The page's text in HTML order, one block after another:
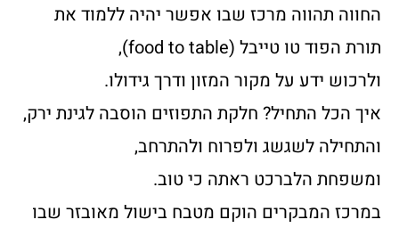
החווה תהווה מרכז שבו אפשר יהיה ללמוד את
תורת הפוד טו טייבל (food to table),
ולרכוש ידע על מקור המזון ודרך גידולו.
איך הכל התחיל? חלקת התפוזים הוסבה לגינת ירק,
והתחילה לשגשג ולפרוח ולהתרחב,
ומשפחת הלברכט ראתה כי טוב.
במרכז המבקרים הוקם מטבח בישול מאובזר שבו